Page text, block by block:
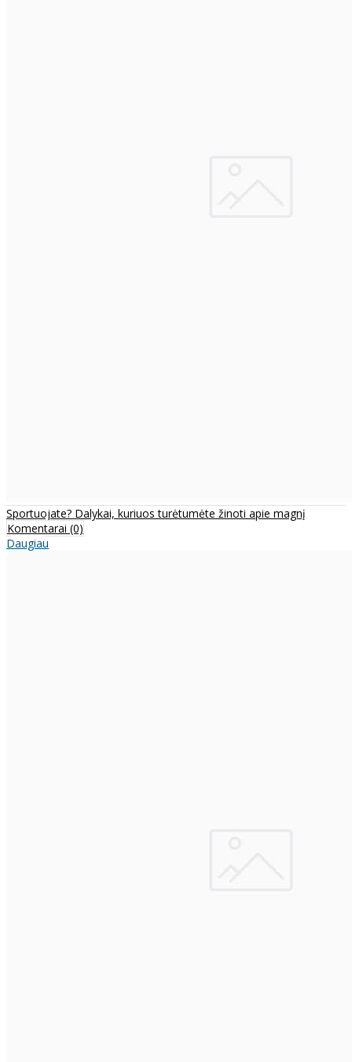
Sportuojate? Dalykai, kuriuos turėtumėte žinoti apie magnį
Komentarai (0)
Daugiau